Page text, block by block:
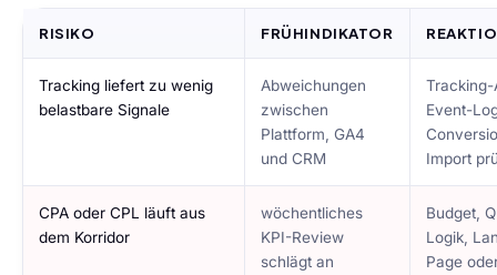
RISIKO FRÜHINDIKATOR
Tracking liefert zu wenig
belastbare Signale
Abweichungen
zwischen
Plattform, GA4
und CRM
Tracking-
Event-
Import
CPA oder CPL läuft aus
dem Korridor
wöchentliches
KPI-Review
schlägt an
Budget,
Logik,
Page